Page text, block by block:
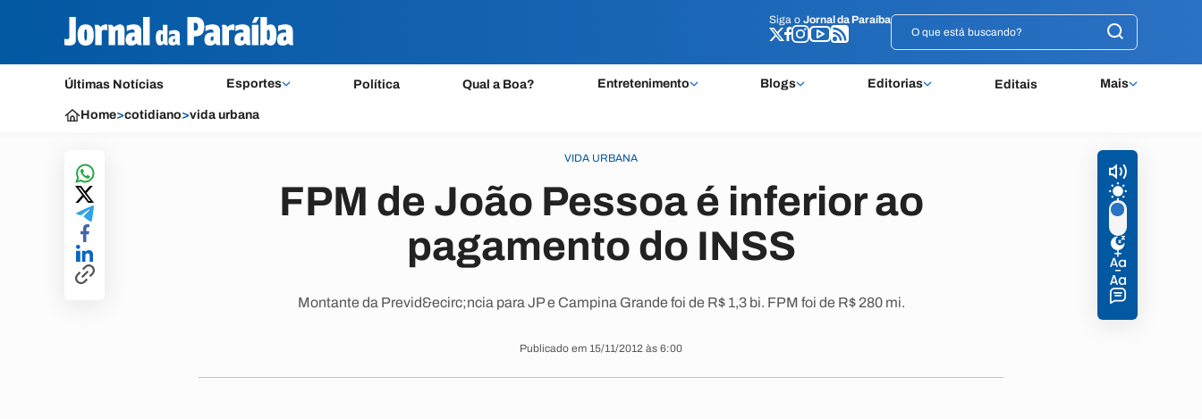
Siga o Jornal da Paraíba
Últimas Notícias Esportes Política Qual a Boa? Entretenimento Blogs Editorias Editais Mais
Siga o Jornal da Paraíba
Home>cotidiano>vida urbana
VIDA URBANA
FPM de João Pessoa é inferior ao
pagamento do INSS
Montante da Previd&ecirc;ncia para JP e Campina Grande foi de R$ 1,3 bi. FPM foi de R$ 280 mi.
Publicado em 15/11/2012 às 6:00